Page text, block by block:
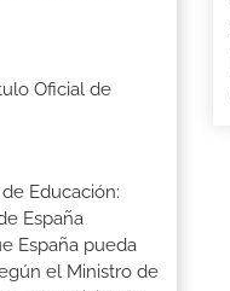
Oficial de
Educación:
España
España pueda
el Ministro de